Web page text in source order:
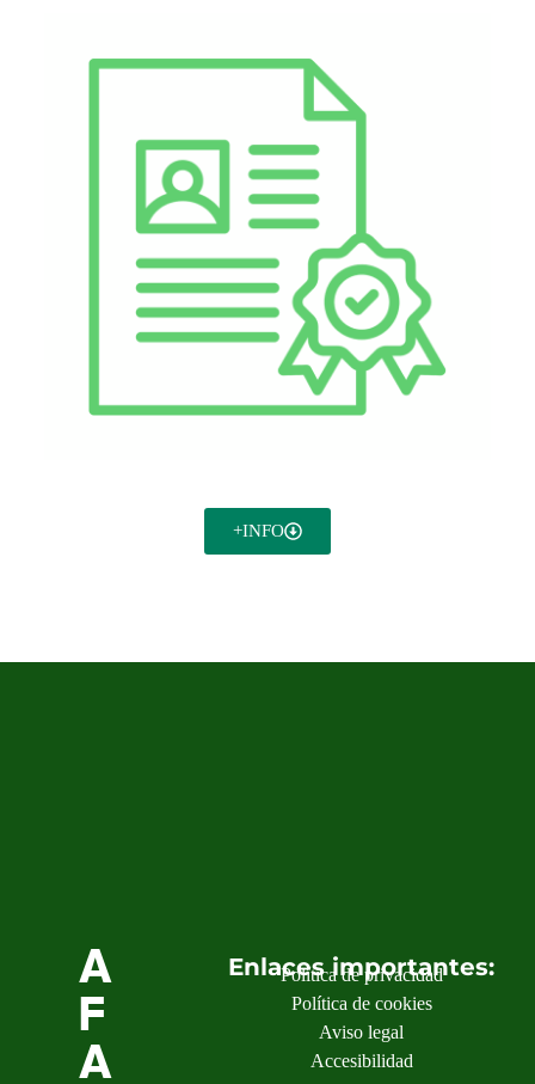
+INFO
A
F
A
Enlaces importantes:
Política de privacidad
Política de cookies
Aviso legal
Accesibilidad